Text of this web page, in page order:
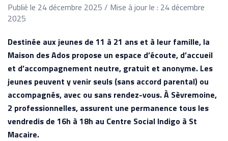
Publié le 24 décembre 2025 / Mise à jour le : 24 décembre
2025
Destinée aux jeunes de 11 à 21 ans et à leur famille, la
Maison des Ados propose un espace d’écoute, d’accueil
et d’accompagnement neutre, gratuit et anonyme. Les
jeunes peuvent y venir seuls (sans accord parental) ou
accompagnés, avec ou sans rendez-vous. À Sèvremoine,
2 professionnelles, assurent une permanence tous les
vendredis de 16h à 18h au Centre Social Indigo à St
Macaire.